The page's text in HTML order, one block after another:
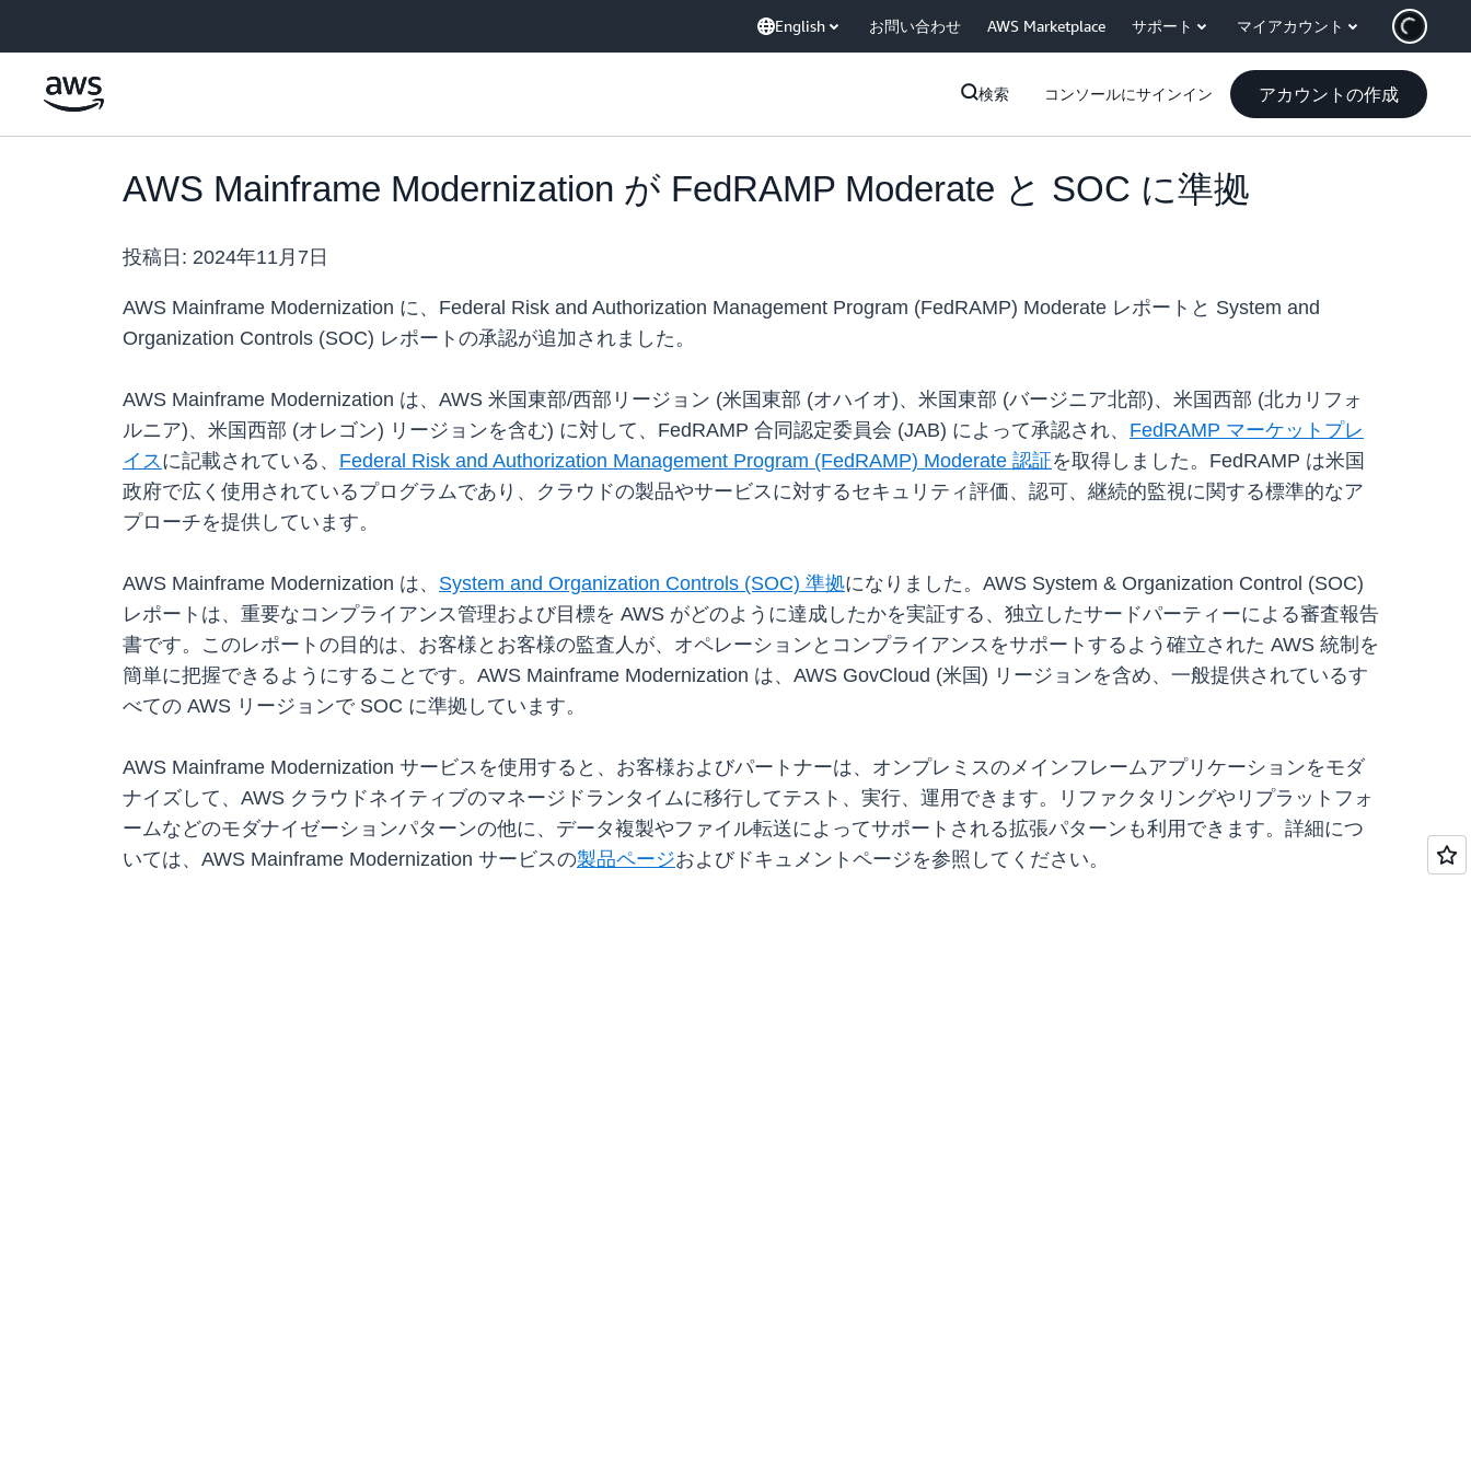
English お問い合わせ AWS Marketplace サポート マイアカウント
検索 コンソールにサインイン アカウントの作成
AWS Mainframe Modernization が FedRAMP Moderate と SOC に準拠
投稿日: 2024年11月7日
AWS Mainframe Modernization に、Federal Risk and Authorization Management Program (FedRAMP) Moderate レポートと System and
Organization Controls (SOC) レポートの承認が追加されました。
AWS Mainframe Modernization は、AWS 米国東部/西部リージョン (米国東部 (オハイオ)、米国東部 (バージニア北部)、米国西部 (北カリフォ
ルニア)、米国西部 (オレゴン) リージョンを含む) に対して、FedRAMP 合同認定委員会 (JAB) によって承認され、 FedRAMP マーケットプレ
イスに記載されている、 Federal Risk and Authorization Management Program (FedRAMP) Moderate 認証を取得しました。FedRAMP は米国
政府で広く使用されているプログラムであり、クラウドの製品やサービスに対するセキュリティ評価、認可、継続的監視に関する標準的なア
プローチを提供しています。
AWS Mainframe Modernization は、 System and Organization Controls (SOC) 準拠になりました。AWS System & Organization Control (SOC)
レポートは、重要なコンプライアンス管理および目標を AWS がどのように達成したかを実証する、独立したサードパーティーによる審査報告
書です。このレポートの目的は、お客様とお客様の監査人が、オペレーションとコンプライアンスをサポートするよう確立された AWS 統制を
簡単に把握できるようにすることです。AWS Mainframe Modernization は、AWS GovCloud (米国) リージョンを含め、一般提供されているす
べての AWS リージョンで SOC に準拠しています。
AWS Mainframe Modernization サービスを使用すると、お客様およびパートナーは、オンプレミスのメインフレームアプリケーションをモダ
ナイズして、AWS クラウドネイティブのマネージドランタイムに移行してテスト、実行、運用できます。リファクタリングやリプラットフォ
ームなどのモダナイゼーションパターンの他に、データ複製やファイル転送によってサポートされる拡張パターンも利用できます。詳細につ
いては、AWS Mainframe Modernization サービスの製品ページおよびドキュメントページを参照してください。